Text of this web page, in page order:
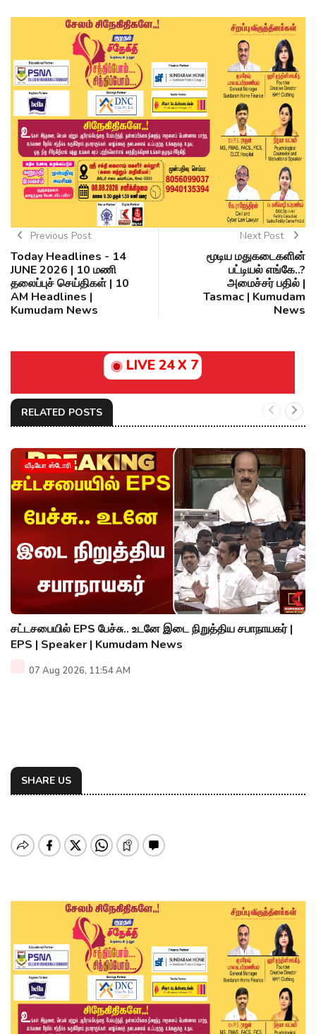
Previous Post
Today Headlines - 14
JUNE 2026 | 10 மணி
தலைப்புச் செய்திகள் | 10
AM Headlines |
Kumudam News
Next Post
மூடிய மதுகடைகளின்
பட்டியல் எங்கே..?
அமைச்சர் பதில் |
Tasmac | Kumudam
News
LIVE 24 X 7
RELATED POSTS
வீடியோ ஸ்டோரி
சட்டசபையில் EPS பேச்சு.. உடனே இடை நிறுத்திய சபாநாயகர் |
EPS | Speaker | Kumudam News
07 Aug 2026, 11:54 AM
SHARE US